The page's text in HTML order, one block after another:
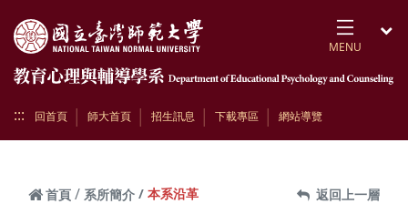
MENU
::: 回首頁 師大首頁 招生訊息 下載專區 網站導覽
首頁 系所簡介 本系沿革 返回上一層